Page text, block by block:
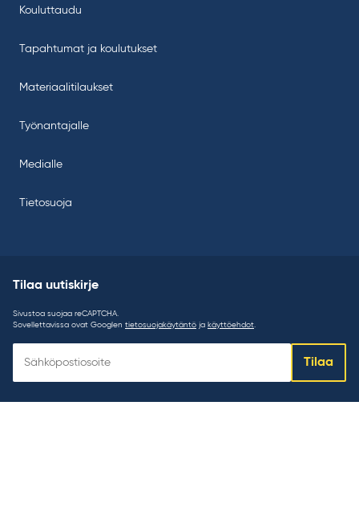
Kouluttaudu
Tapahtumat ja koulutukset
Materiaalitilaukset
Työnantajalle
Medialle
Tietosuoja
Tilaa uutiskirje
Sivustoa suojaa reCAPTCHA.
Sovellettavissa ovat Googlen tietosuojakäytäntö ja käyttöehdot.
uutiskirje:
Tilaa